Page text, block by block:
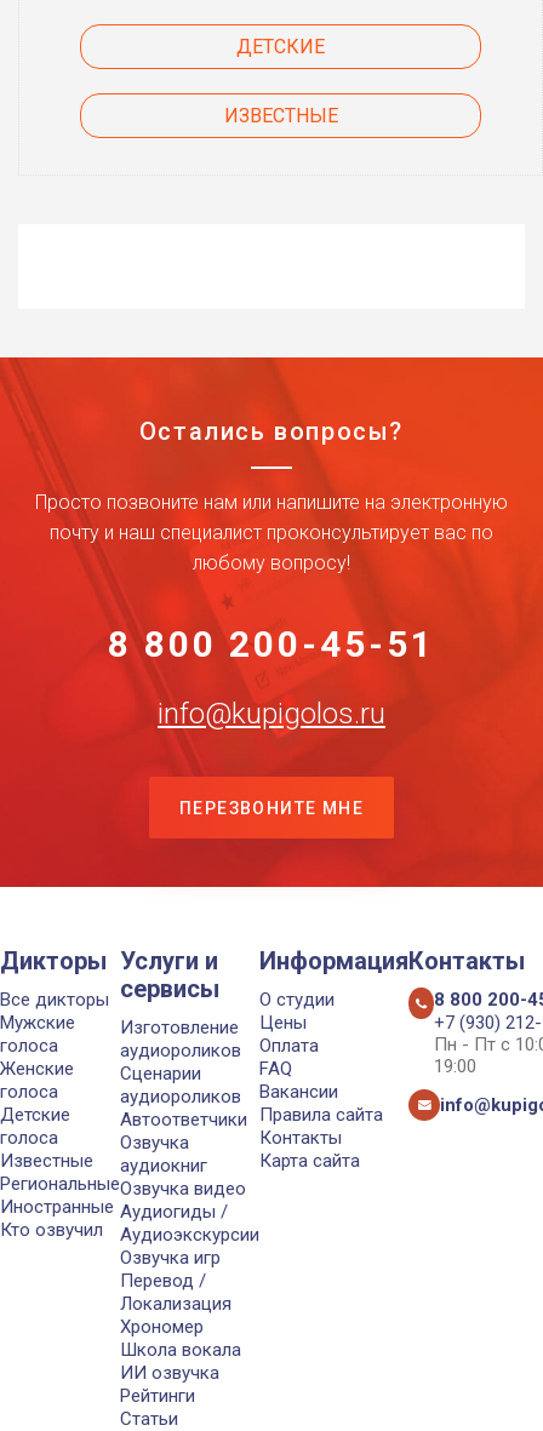
ДЕТСКИЕ
ИЗВЕСТНЫЕ
Остались вопросы?
Просто позвоните нам или напишите на электронную
почту и наш специалист проконсультирует вас по
любому вопросу!
8 800 200-45-51
info@kupigolos.ru
ПЕРЕЗВОНИТЕ МНЕ
Дикторы
Все дикторы
Мужские
голоса
Женские
голоса
Детские
голоса
Известные
Региональные
Иностранные
Кто озвучил
Услуги и
сервисы
Изготовление
аудиороликов
Сценарии
аудиороликов
Автоответчики
Озвучка
аудиокниг
Озвучка видео
Аудиогиды /
Аудиоэкскурсии
Озвучка игр
Перевод /
Локализация
Хрономер
Школа вокала
ИИ озвучка
Рейтинги
Статьи
Информация
О студии
Цены
Оплата
FAQ
Вакансии
Правила сайта
Контакты
Карта сайта
Контакты
8 800 200-
+7 (930)
Пн - Пт с
19:00